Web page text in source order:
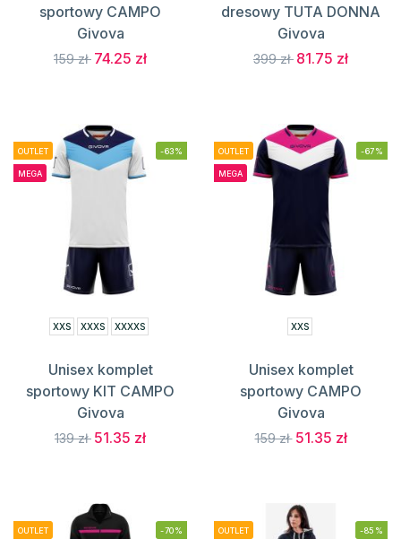
sportowy CAMPO
Givova
159 zł 74.25 zł
dresowy TUTA DONNA
Givova
399 zł 81.75 zł
OUTLET
MEGA
-63%
XXS XXXS XXXXS
Unisex komplet
sportowy KIT CAMPO
Givova
139 zł 51.35 zł
OUTLET
MEGA
-67%
XXS
Unisex komplet
sportowy CAMPO
Givova
159 zł 51.35 zł
OUTLET -70% OUTLET -85%